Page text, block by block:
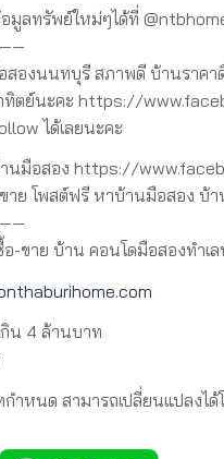
มูลทรัพย์ใหม่ๆได้ที่
สองนนทบุรี สภาพดี บ้านราค
ทิตย์นะคะ https://
ได้เลยนะคะ
นมือสอง https://
าย โพสต์ฟรี หาบ้านมือสอง บ้า
-ขาย บ้าน คอนโดมือสองทำเล
กิน 4 ล้านบาท
ำหนด สามารถเปลี่ยนแปลงไ